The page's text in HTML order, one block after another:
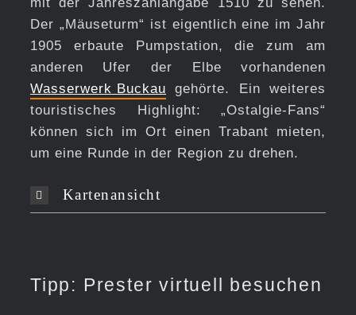
Der „Mäuseturm“ ist eigentlich eine im Jahr
1905 erbaute Pumpstation, die zum am
anderen Ufer der Elbe vorhandenen
Wasserwerk Buckau gehörte. Ein weiteres
touristisches Highlight: „Ostalgie-Fans“
können sich im Ort einen Trabant mieten,
um eine Runde in der Region zu drehen.
Kartenansicht
Tipp: Prester virtuell besuchen